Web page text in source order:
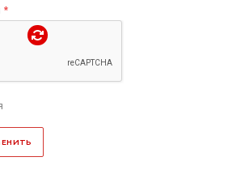
*